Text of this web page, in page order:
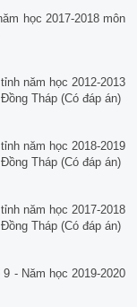
học 2017-2018 môn
năm học 2012-2013
Tháp (Có đáp án)
năm học 2018-2019
Tháp (Có đáp án)
năm học 2017-2018
Tháp (Có đáp án)
- Năm học 2019-2020